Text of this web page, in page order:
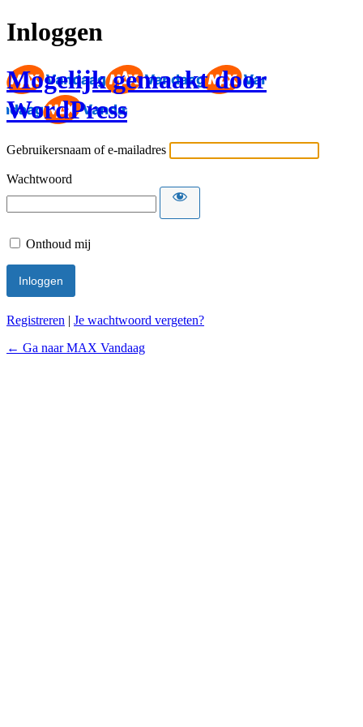
Inloggen
Mogelijk gemaakt door
WordPress
Gebruikersnaam of e-mailadres
Wachtwoord
Onthoud mij
Registreren | Je wachtwoord vergeten?
← Ga naar MAX Vandaag